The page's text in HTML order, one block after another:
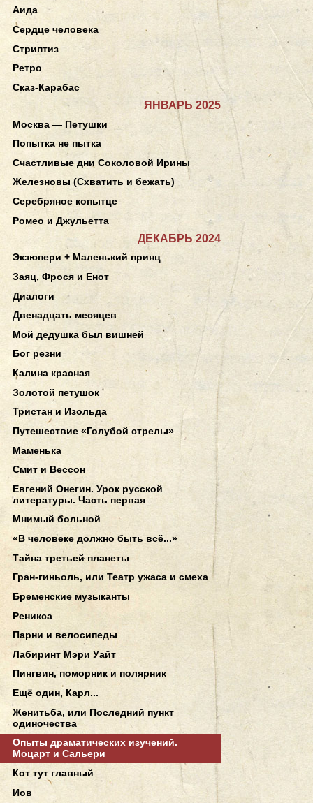
Аида
Сердце человека
Стриптиз
Ретро
Сказ-Карабас
ЯНВАРЬ 2025
Москва — Петушки
Попытка не пытка
Счастливые дни Соколовой Ирины
Железновы (Схватить и бежать)
Серебряное копытце
Ромео и Джульетта
ДЕКАБРЬ 2024
Экзюпери + Маленький принц
Заяц, Фрося и Енот
Диалоги
Двенадцать месяцев
Мой дедушка был вишней
Бог резни
Калина красная
Золотой петушок
Тристан и Изольда
Путешествие «Голубой стрелы»
Маменька
Смит и Вессон
Евгений Онегин. Урок русской
литературы. Часть первая
Мнимый больной
«В человеке должно быть всё...»
Тайна третьей планеты
Гран-гиньоль, или Театр ужаса и смеха
Бременские музыканты
Реникса
Парни и велосипеды
Лабиринт Мэри Уайт
Пингвин, поморник и полярник
Ещё один, Карл...
Женитьба, или Последний пункт
одиночества
Опыты драматических изучений.
Моцарт и Сальери
Кот тут главный
Иов